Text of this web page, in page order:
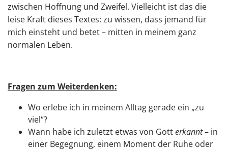
zwischen Hoffnung und Zweifel. Vielleicht ist das die
leise Kraft dieses Textes: zu wissen, dass jemand für
mich einsteht und betet – mitten in meinem ganz
normalen Leben.
Fragen zum Weiterdenken:
Wo erlebe ich in meinem Alltag gerade ein „zu
viel“?
Wann habe ich zuletzt etwas von Gotterkannt– in
einer Begegnung, einem Moment der Ruhe oder